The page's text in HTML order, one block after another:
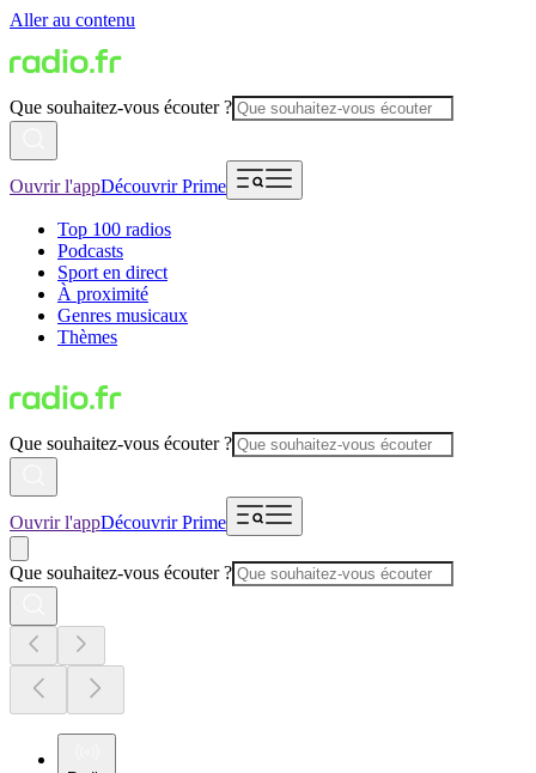
Aller au contenu
Que souhaitez-vous écouter ?
Ouvrir l'appDécouvrir Prime
Top 100 radios
Podcasts
Sport en direct
À proximité
Genres musicaux
Thèmes
Que souhaitez-vous écouter ?
Ouvrir l'appDécouvrir Prime
Que souhaitez-vous écouter ?